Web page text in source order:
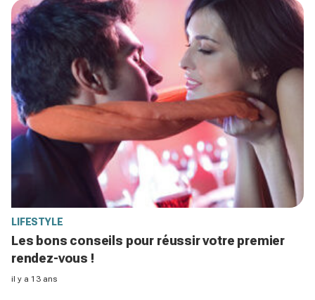
LIFESTYLE
Les bons conseils pour réussir votre premier
rendez-vous !
il y a 13 ans